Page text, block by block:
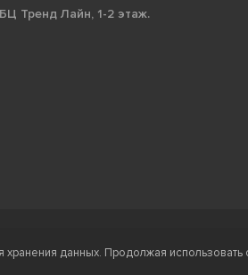
Тренд Лайн, 1-2 этаж.
данных. Продолжая